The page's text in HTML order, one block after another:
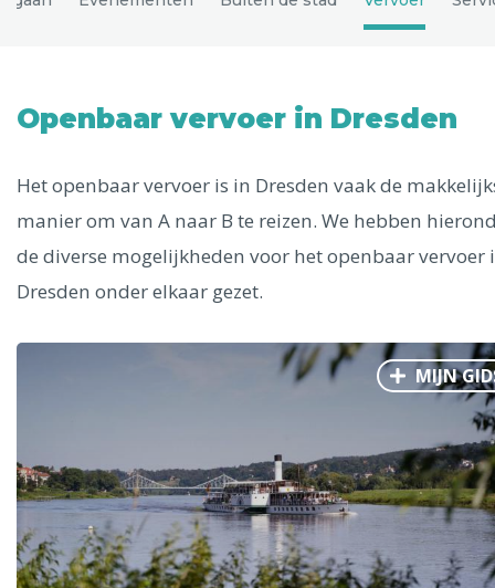
Uitgelichte bestemmingen
Phoenix
Ålesund
Openbaar vervoer in Dresden
Het openbaar vervoer is in Dresden vaak de
manier om van A naar B te reizen. We hebben
de diverse mogelijkheden voor het openbaar vervoer
Dresden onder elkaar gezet.
MIJN